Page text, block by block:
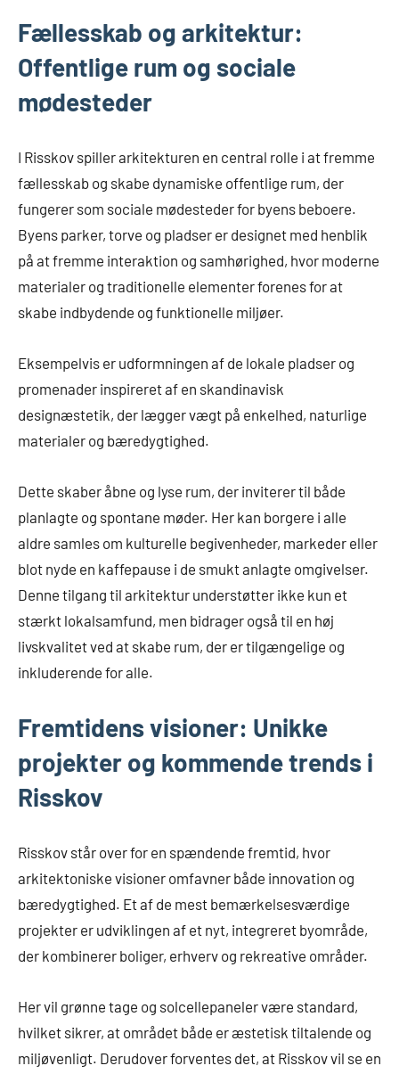
Fællesskab og arkitektur:
Offentlige rum og sociale
mødesteder
I Risskov spiller arkitekturen en central rolle i at fremme
fællesskab og skabe dynamiske offentlige rum, der
fungerer som sociale mødesteder for byens beboere.
Byens parker, torve og pladser er designet med henblik
på at fremme interaktion og samhørighed, hvor moderne
materialer og traditionelle elementer forenes for at
skabe indbydende og funktionelle miljøer.
Eksempelvis er udformningen af de lokale pladser og
promenader inspireret af en skandinavisk
designæstetik, der lægger vægt på enkelhed, naturlige
materialer og bæredygtighed.
Dette skaber åbne og lyse rum, der inviterer til både
planlagte og spontane møder. Her kan borgere i alle
aldre samles om kulturelle begivenheder, markeder eller
blot nyde en kaffepause i de smukt anlagte omgivelser.
Denne tilgang til arkitektur understøtter ikke kun et
stærkt lokalsamfund, men bidrager også til en høj
livskvalitet ved at skabe rum, der er tilgængelige og
inkluderende for alle.
Fremtidens visioner: Unikke
projekter og kommende trends i
Risskov
Risskov står over for en spændende fremtid, hvor
arkitektoniske visioner omfavner både innovation og
bæredygtighed. Et af de mest bemærkelsesværdige
projekter er udviklingen af et nyt, integreret byområde,
der kombinerer boliger, erhverv og rekreative områder.
Her vil grønne tage og solcellepaneler være standard,
hvilket sikrer, at området både er æstetisk tiltalende og
miljøvenligt. Derudover forventes det, at Risskov vil se en